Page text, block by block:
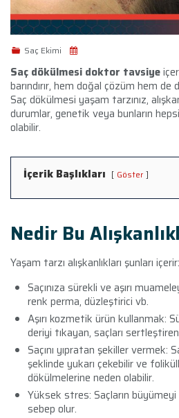
Saç Ekimi
Saç dökülmesi doktor tavsiye
barındırır, hem doğal çözüm hem
Saç dökülmesi yaşam tarzınız,
durumlar, genetik veya bunların
olabilir.
İçerik Başlıkları Göster
Nedir Bu
Yaşam tarzı alışkanlıkları şunları içerir:
Saçınıza sürekli ve aşırı
renk perma, düzleştirici vb.
Aşırı kozmetik ürün kullanmak:
deriyi tıkayan, saçları
Saçını yıpratan şekiller vermek:
şeklinde yukarı çekebilir ve
dökülmelerine neden olabilir.
Yüksek stres: Saçların
sebep olur.